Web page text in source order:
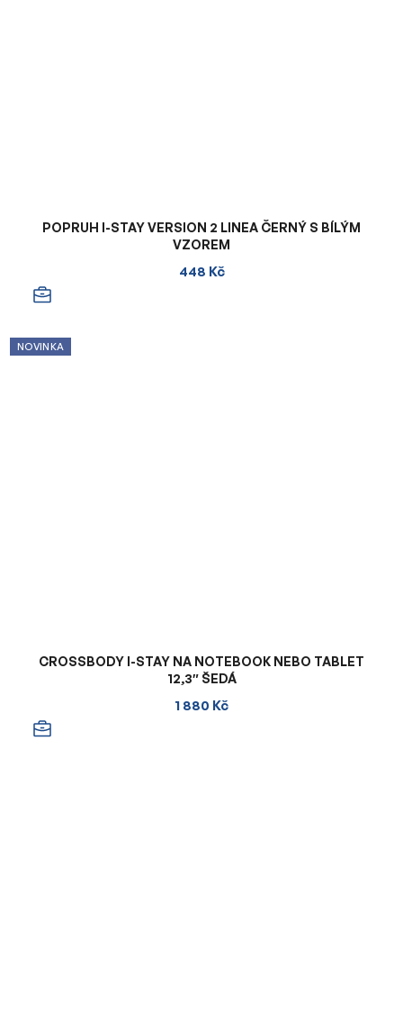
POPRUH I-STAY VERSION 2 LINEA ČERNÝ S BÍLÝM
VZOREM
448 Kč
NOVINKA
CROSSBODY I-STAY NA NOTEBOOK NEBO TABLET
12,3″ ŠEDÁ
1 880 Kč